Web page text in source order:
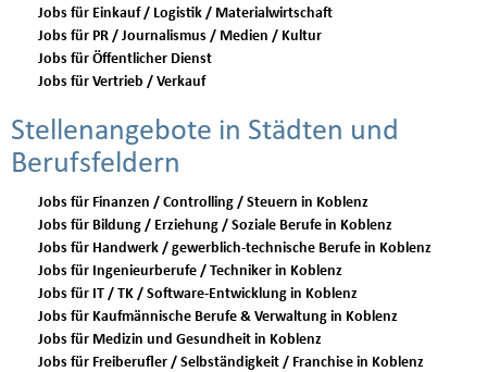
Jobs für Einkauf / Logistik / Materialwirtschaft
Jobs für PR / Journalismus / Medien / Kultur
Jobs für Öffentlicher Dienst
Jobs für Vertrieb / Verkauf
Stellenangebote in Städten und
Berufsfeldern
Jobs für Finanzen / Controlling / Steuern in Koblenz
Jobs für Bildung / Erziehung / Soziale Berufe in Koblenz
Jobs für Handwerk / gewerblich-technische Berufe in Koblenz
Jobs für Ingenieurberufe / Techniker in Koblenz
Jobs für IT / TK / Software-Entwicklung in Koblenz
Jobs für Kaufmännische Berufe & Verwaltung in Koblenz
Jobs für Medizin und Gesundheit in Koblenz
Jobs für Freiberufler / Selbständigkeit / Franchise in Koblenz